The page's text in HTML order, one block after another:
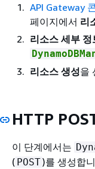
API Gateway
페이지에서 리
리소스 세부 정
리소스 생성을
HTTP
이 단계에서는
( POST)를 생성합